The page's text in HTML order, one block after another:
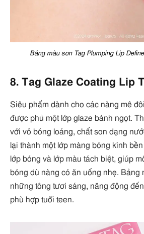
Bảng màu son Tag Plumping Lip
8. Tag Glaze Coating Lip
Siêu phẩm dành cho các nàng mê
được phủ một lớp glaze bánh ngọt.
với vỏ bóng loáng, chất son dạng
lại thành một lớp màng bóng kính
lớp bóng và lớp màu tách biệt, giúp
bóng dù nàng có ăn uống nhẹ. Bảng
những tông tươi sáng, năng động
phù hợp tuổi teen.